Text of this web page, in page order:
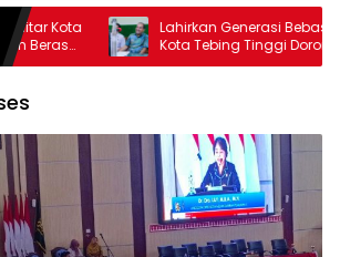
Generasi Bebas Stunting, Wali
Tebing Tinggi Dorong Optimalisasi
Catin